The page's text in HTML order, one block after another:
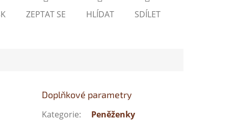
ZEPTAT SE HLÍDAT SDÍLET
Doplňkové parametry
Kategorie:
Peněženky